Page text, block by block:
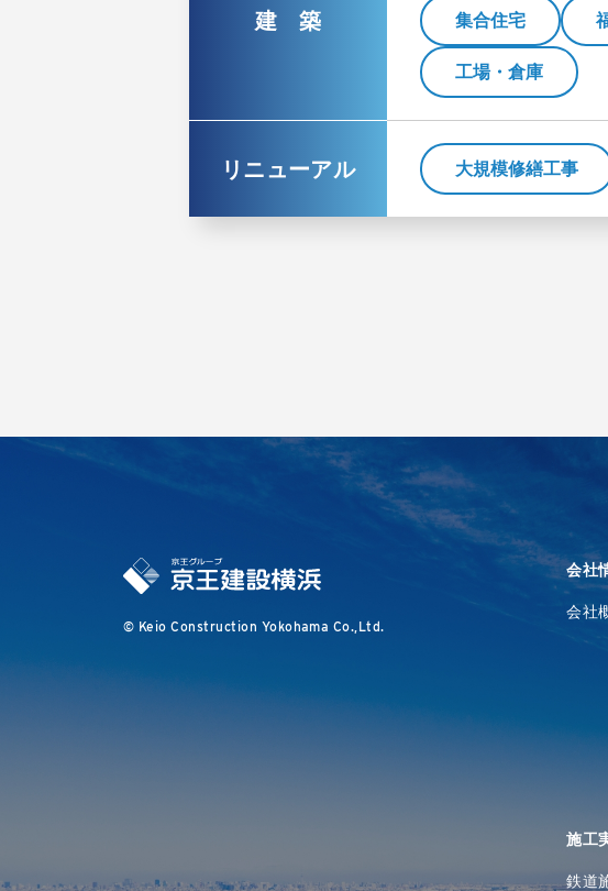
建 築 集合住宅
工場・倉庫
リニューアル 大規模修繕工事
© Keio Construction Yokohama Co.,Ltd.
会社
会社
施工
鉄道